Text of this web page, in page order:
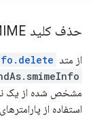
حذف کلید S
از متد
مشخص شده از یک نام
استفاده از